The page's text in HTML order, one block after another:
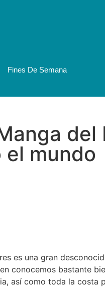
Fines De Semana
mundo
es una gran
conocemos bastante
así como toda la costa